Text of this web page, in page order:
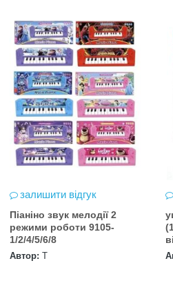
залишити відгук
Піаніно звук мелодії 2
режими роботи 9105-
1/2/4/5/6/8
Автор: Т